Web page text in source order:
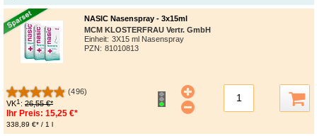
NASIC Nasenspray - 3x15ml
MCM KLOSTERFRAU Vertr. GmbH
Einheit: 3X15 ml Nasenspray
PZN: 81010813
(496)
VK1: 26,55 €*
Ihr Preis: 15,25 €*
338,89 €* / 1 l